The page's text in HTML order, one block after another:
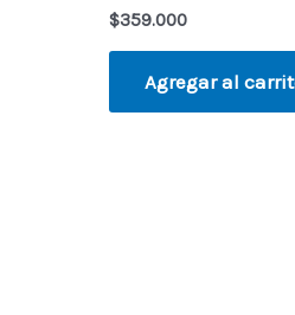
$359.000
Agregar al